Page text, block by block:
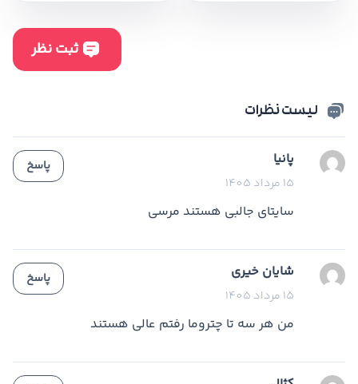
لیست نظرات
پانیا
15 مرداد 1405
سایتای جالبی هستند مرسی
پاسخ
شایان خیری
15 مرداد 1405
من هر سه تا چتروما رفتم عالی هستند
پاسخ